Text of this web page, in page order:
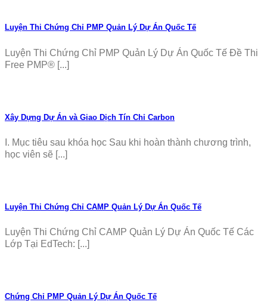
Luyện Thi Chứng Chỉ PMP Quản Lý Dự Án Quốc Tế
Luyện Thi Chứng Chỉ PMP Quản Lý Dự Án Quốc Tế Đề Thi
Free PMP® [...]
Xây Dựng Dự Án và Giao Dịch Tín Chỉ Carbon
I. Mục tiêu sau khóa học Sau khi hoàn thành chương trình,
học viên sẽ [...]
Luyện Thi Chứng Chỉ CAMP Quản Lý Dự Án Quốc Tế
Luyện Thi Chứng Chỉ CAMP Quản Lý Dự Án Quốc Tế Các
Lớp Tại EdTech: [...]
Chứng Chỉ PMP Quản Lý Dự Án Quốc Tế